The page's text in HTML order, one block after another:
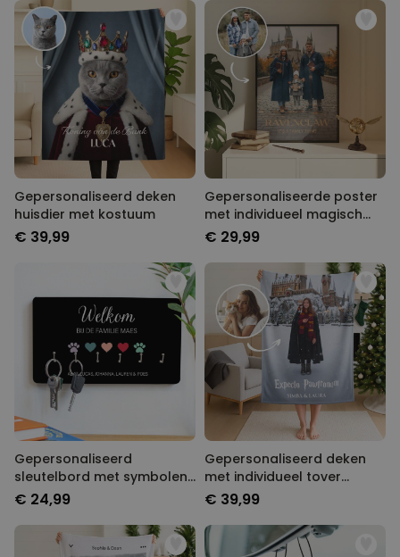
Gepersonaliseerd deken
huisdier met kostuum
€ 39,99
Gepersonaliseerde poster
met individueel magisch
design
€ 29,99
Gepersonaliseerd
sleutelbord met symbolen
en namen
€ 24,99
Gepersonaliseerd deken
met individueel tover
design
€ 39,99